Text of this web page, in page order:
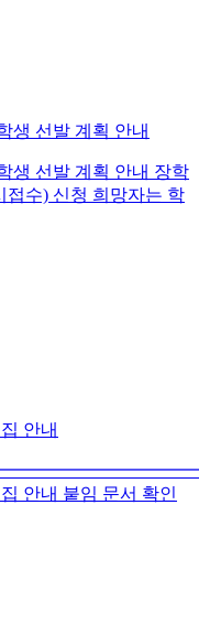
생 선발 계획 안내
생 선발 계획 안내 장학
접수) 신청 희망자는 학
안내
안내 붙임 문서 확인